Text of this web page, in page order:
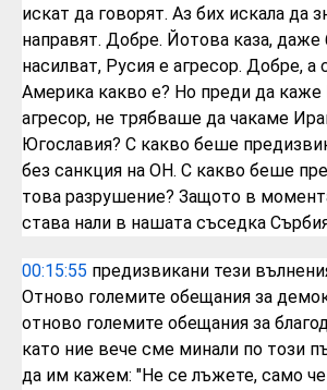
искат да говорят. Аз бих искала да
направят. Добре. Йотова каза, даже
насилват, Русия е агресор. Добре, а
Америка какво е? Но преди да каже
агресор, не трябваше да чакаме
Югославия? С какво беше
без санкция на ОН. С какво беше
това разрушение? Защото в
става нали в нашата съседка
00:15:55 предизвикани тези
Отново големите обещания за
отново големите обещания за
като ние вече сме минали по този
да им кажем: "Не се лъжете, само